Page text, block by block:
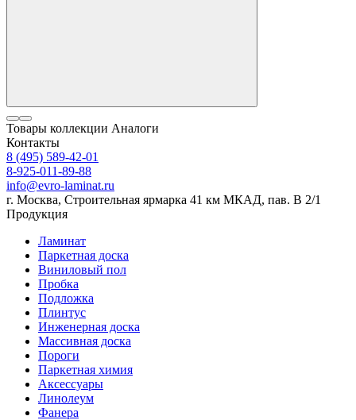
Товары коллекции Аналоги
Контакты
8 (495) 589-42-01
8-925-011-89-88
info@evro-laminat.ru
г. Москва, Строительная ярмарка 41 км МКАД, пав. В 2/1
Продукция
Ламинат
Паркетная доска
Виниловый пол
Пробка
Подложка
Плинтус
Инженерная доска
Массивная доска
Пороги
Паркетная химия
Аксессуары
Линолеум
Фанера